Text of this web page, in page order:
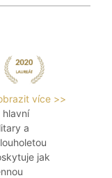
více >>
a
jak